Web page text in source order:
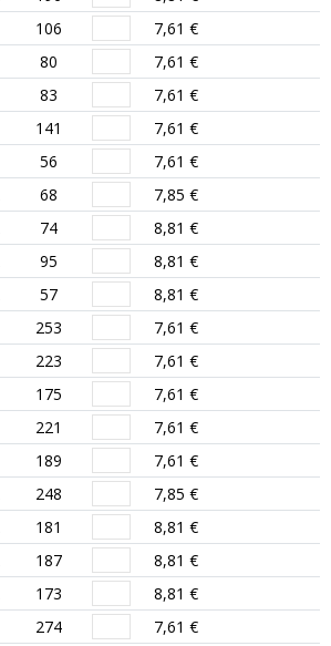
106
7,61 €
80
7,61 €
83
7,61 €
141
7,61 €
56
7,61 €
68
7,85 €
74
8,81 €
95
8,81 €
57 8,81 €
253
7,61 €
223
7,61 €
175
7,61 €
221
7,61 €
189
7,61 €
248
7,85 €
181
8,81 €
187
8,81 €
173 8,81 €
274
7,61 €